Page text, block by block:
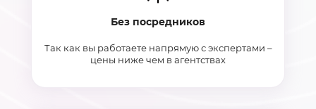
Без посредников
Так как вы работаете напрямую с экспертами –
цены ниже чем в агентствах